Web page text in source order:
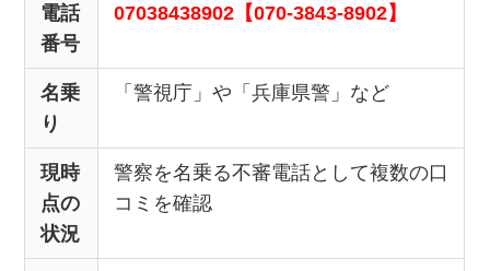
電話
番号
07038438902【070-3843-8902】
名乗
り
「警視庁」や「兵庫県警」など
現時
点の
状況
警察を名乗る不審電話として複数の口
コミを確認